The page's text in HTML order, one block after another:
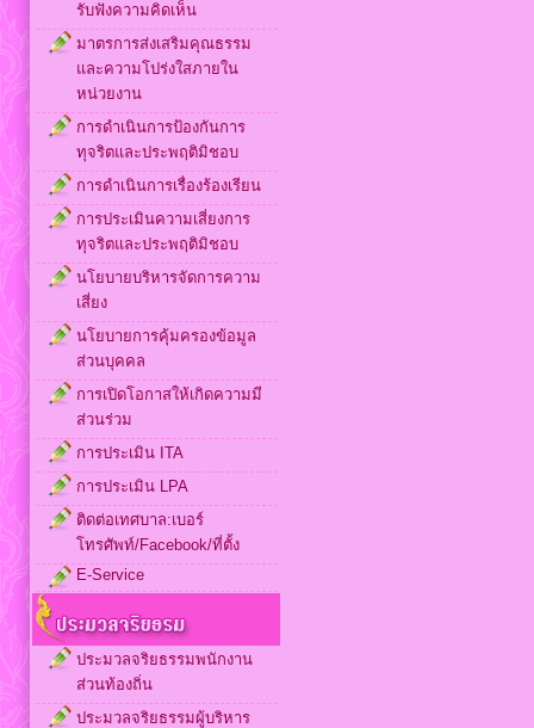
รับฟังความคิดเห็น
มาตรการส่งเสริมคุณธรรม
และความโปร่งใสภายใน
หน่วยงาน
การดำเนินการป้องกันการ
ทุจริตและประพฤติมิชอบ
การดำเนินการเรื่องร้องเรียน
การประเมินความเสี่ยงการ
ทุจริตและประพฤติมิชอบ
นโยบายบริหารจัดการความ
เสี่ยง
นโยบายการคุ้มครองข้อมูล
ส่วนบุคคล
การเปิดโอกาสให้เกิดความมี
ส่วนร่วม
การประเมิน ITA
การประเมิน LPA
ติดต่อเทศบาล:เบอร์
โทรศัพท์/Facebook/ที่ตั้ง
E-Service
ประมวลจริยธรรมพนักงาน
ส่วนท้องถิ่น
ประมวลจริยธรรมผู้บริหาร